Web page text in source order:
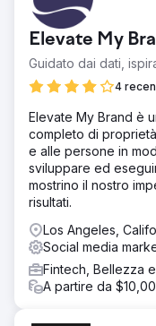
Elevate My
Guidato dai dati,
4
Elevate My Brand è
completo di
e alle persone in
sviluppare ed
mostrino il nostro
risultati.
Los Angeles,
Social media
Fintech, Bellezza
A partire da